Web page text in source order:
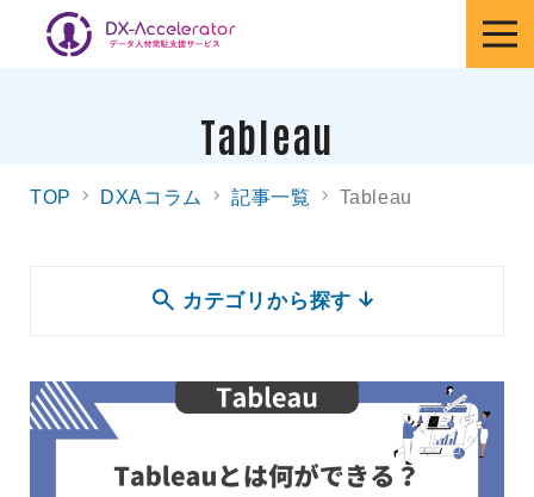
Tableau
TOP DXAコラム 記事一覧 Tableau
カテゴリから探す